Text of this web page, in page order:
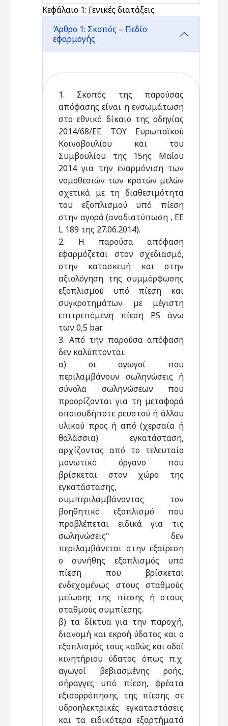
Κεφάλαιο 1: Γενικές διατάξεις
Άρθρο 1: Σκοπός – Πεδίο
εφαρμογής
1. Σκοπός της παρούσας
απόφασης είναι η ενσωμάτωση
στο εθνικό δίκαιο της οδηγίας
2014/68/ΕΕ ΤΟΥ Ευρωπαϊκού
Κοινοβουλίου και του
Συμβουλίου της 15ης Μαΐου
2014 για την εναρμόνιση των
νομοθεσιών των κρατών μελών
σχετικά με τη διαθεσιμότητα
του εξοπλισμού υπό πίεση
στην αγορά (αναδιατύπωση , ΕΕ
L 189 της 27.06.2014).
2. Η παρούσα απόφαση
εφαρμόζεται στον σχεδιασμό,
στην κατασκευή και στην
αξιολόγηση της συμμόρφωσης
εξοπλισμού υπό πίεση και
συγκροτημάτων με μέγιστη
επιτρεπόμενη πίεση PS άνω
των 0,5 bar.
3. Από την παρούσα απόφαση
δεν καλύπτονται:
α) οι αγωγοί που
περιλαμβάνουν σωληνώσεις ή
σύνολα σωληνώσεων που
προορίζονται για τη μεταφορά
οποιουδήποτε ρευστού ή άλλου
υλικού προς ή από (χερσαία ή
θαλάσσια) εγκατάσταση,
αρχίζοντας από το τελευταίο
μονωτικό όργανο που
βρίσκεται στον χώρο της
εγκατάστασης,
συμπεριλαμβάνοντας τον
βοηθητικό εξοπλισμό που
προβλέπεται ειδικά για τις
σωληνώσεις" δεν
περιλαμβάνεται στην εξαίρεση
ο συνήθης εξοπλισμός υπό
πίεση που βρίσκεται
ενδεχομένως στους σταθμούς
μείωσης της πίεσης ή στους
σταθμούς συμπίεσης.
β) τα δίκτυα για την παροχή,
διανομή και εκροή ύδατος και ο
εξοπλισμός τους καθώς και οδοί
κινητήριου ύδατος όπως π.χ.
αγωγοί βεβιασμένης ροής,
σήραγγες υπό πίεση, φρέατα
εξισορρόπησης της πίεσης σε
υδροηλεκτρικές εγκαταστάσεις
και τα ειδικότερα εξαρτήματά